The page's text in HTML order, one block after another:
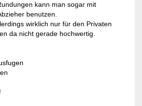
kann man sogar mit
benutzen.
wirklich nur für den Privaten
da nicht gerade hochwertig.